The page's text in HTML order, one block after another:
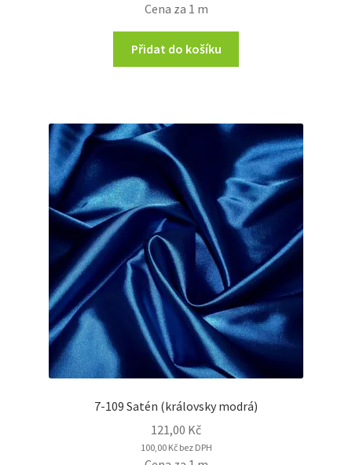
Cena za 1 m
Přidat do košíku
7-109 Satén (královsky modrá)
121,00 Kč
100,00 Kčbez DPH